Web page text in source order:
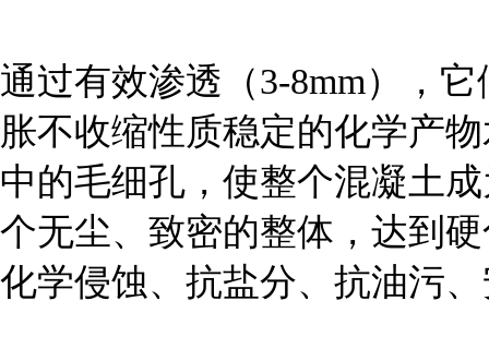
通过有效渗透（3-8mm），
胀不收缩性质稳定的化学产
中的毛细孔，使整个混凝土
个无尘、致密的整体，达到
化学侵蚀、抗盐分、抗油污